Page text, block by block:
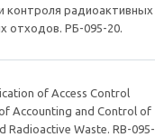
контроля радиоактивных
отходов. РБ-095-20.
of Access Control
Accounting and Control of
Radioactive Waste. RB-095-